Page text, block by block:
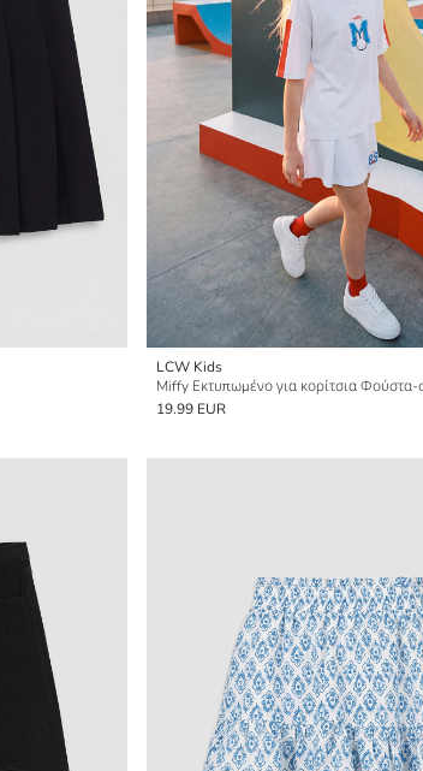
LCW Kids
Miffy Εκτυπωμένο για κορίτσια Φούστα-
19.99 EUR